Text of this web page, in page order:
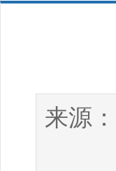
来源：